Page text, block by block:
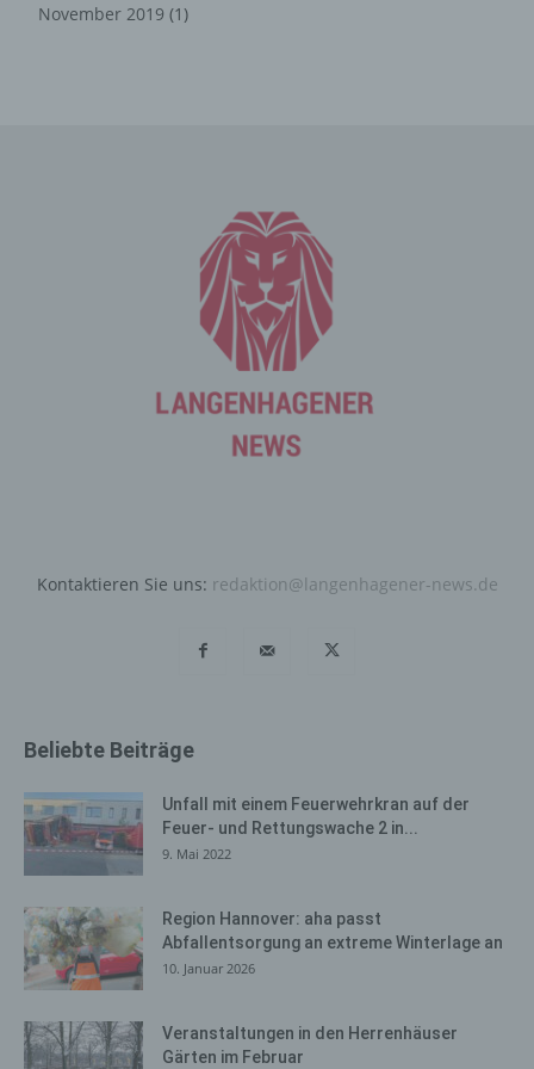
November 2019 (1)
Kontaktieren Sie uns: redaktion@langenhagener-news.de
Beliebte Beiträge
Unfall mit einem Feuerwehrkran auf der
Feuer- und Rettungswache 2 in...
9. Mai 2022
Region Hannover: aha passt
Abfallentsorgung an extreme Winterlage an
10. Januar 2026
Veranstaltungen in den Herrenhäuser
Gärten im Februar
Cookies. Viele Cookies enthalten eine sogenannte
Browser der betroffenen Person von anderen
Internetbrowsern, die andere Cookies enthalten, zu
unterscheiden. Ein bestimmter Internetbrowser kann
über die eindeutige Cookie-ID wiedererkannt und
Durch den Einsatz von Cookies kann den Nutzern dieser
die ohne die Cookie-Setzung nicht möglich wären.
Mittels eines Cookies können die Informationen und
es, den Nutzern die Verwendung unserer Internetseite
Besuch der Internetseite erneut seine Zugangsdaten
eines Warenkorbes im Online-Shop. Der Online-Shop
Warenkorb gelegt hat, über ein Cookie.
Die betroffene Person kann die Setzung von Cookies
durch unsere Internetseite jederzeit mittels einer
entsprechenden Einstellung des genutzten
Internetbrowsers verhindern und damit der Setzung von
Cookies dauerhaft widersprechen. Ferner können
bereits gesetzte Cookies jederzeit über einen
gelöscht werden. Dies ist in allen gängigen
Internetbrowsern möglich. Deaktiviert die betroffene